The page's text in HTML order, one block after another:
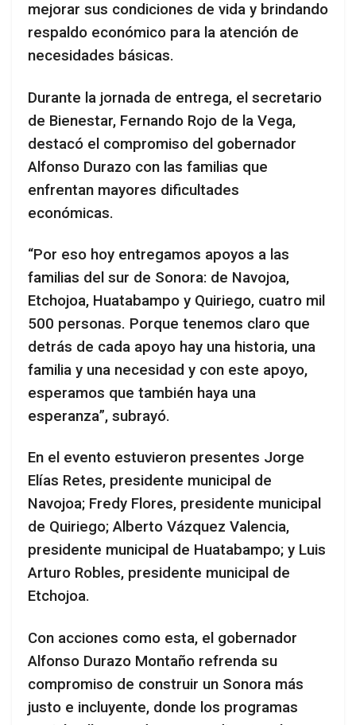
mejorar sus condiciones de vida y brindando
respaldo económico para la atención de
necesidades básicas.
Durante la jornada de entrega, el secretario
de Bienestar, Fernando Rojo de la Vega,
destacó el compromiso del gobernador
Alfonso Durazo con las familias que
enfrentan mayores dificultades
económicas.
“Por eso hoy entregamos apoyos a las
familias del sur de Sonora: de Navojoa,
Etchojoa, Huatabampo y Quiriego, cuatro mil
500 personas. Porque tenemos claro que
detrás de cada apoyo hay una historia, una
familia y una necesidad y con este apoyo,
esperamos que también haya una
esperanza”, subrayó.
En el evento estuvieron presentes Jorge
Elías Retes, presidente municipal de
Navojoa; Fredy Flores, presidente municipal
de Quiriego; Alberto Vázquez Valencia,
presidente municipal de Huatabampo; y Luis
Arturo Robles, presidente municipal de
Etchojoa.
Con acciones como esta, el gobernador
Alfonso Durazo Montaño refrenda su
compromiso de construir un Sonora más
justo e incluyente, donde los programas